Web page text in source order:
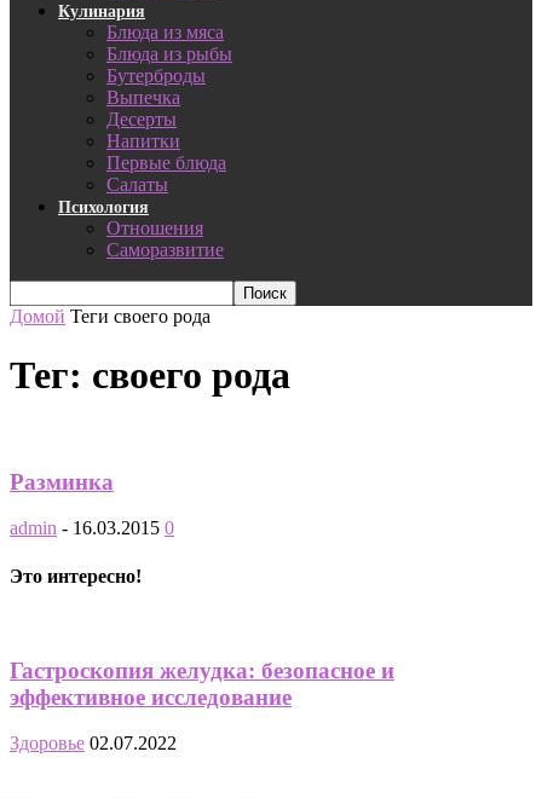
Кулинария
Блюда из мяса
Блюда из рыбы
Бутерброды
Выпечка
Десерты
Напитки
Первые блюда
Салаты
Психология
Отношения
Саморазвитие
Домой Теги своего рода
Тег: своего рода
Разминка
admin - 16.03.2015 0
Это интересно!
Гастроскопия желудка: безопасное и
эффективное исследование
Здоровье 02.07.2022